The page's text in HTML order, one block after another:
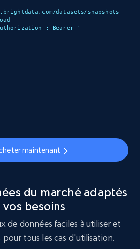
datasets/snapshots
: Bearer
'
maintenant
du marché adaptés
vos besoins
de données faciles à utiliser et
pour tous les cas d'utilisation.